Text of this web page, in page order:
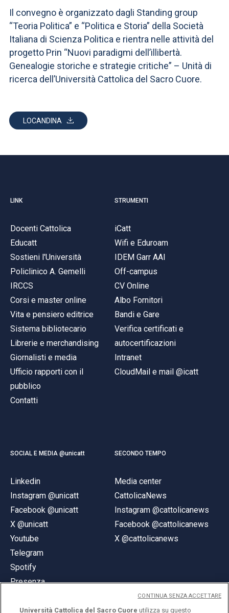
Il convegno è organizzato dagli Standing group
“Teoria Politica” e “Politica e Storia” della Società
Italiana di Scienza Politica e rientra nelle attività del
progetto Prin “Nuovi paradigmi dell’illibertà.
Genealogie storiche e strategie critiche” – Unità di
ricerca dell’Università Cattolica del Sacro Cuore.
LOCANDINA
LINK
Docenti Cattolica
Educatt
Sostieni l'Università
Policlinico A. Gemelli
IRCCS
Corsi e master online
Vita e pensiero editrice
Sistema bibliotecario
Librerie e merchandising
Giornalisti e media
Ufficio rapporti con il
pubblico
Contatti
STRUMENTI
iCatt
Wifi e Eduroam
IDEM Garr AAI
Off-campus
CV Online
Albo Fornitori
Bandi e Gare
Verifica certificati e
autocertificazioni
Intranet
CloudMail e mail @icatt
SOCIAL E MEDIA @unicatt
Linkedin
Instagram @unicatt
Facebook @unicatt
X @unicatt
Youtube
Telegram
Spotify
Presenza
SECONDO TEMPO
Media center
CattolicaNews
Instagram @cattolicanews
Facebook @cattolicanews
X @cattolicanews
Università Cattolica del Sacro Cuore utilizza su questo
CONTINUA SENZA ACCETTARE